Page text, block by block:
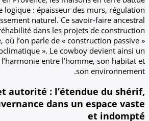
la même logique : épaisseur
rafraîchissement naturel. Ce
est aujourd’hui réhabilité dans les
en France, où l’on parle de «
de « bâtiment bioclimatique ». Le
vivant de l’harmonie entre
Territoire et autorité :
d’une gouvernance dans